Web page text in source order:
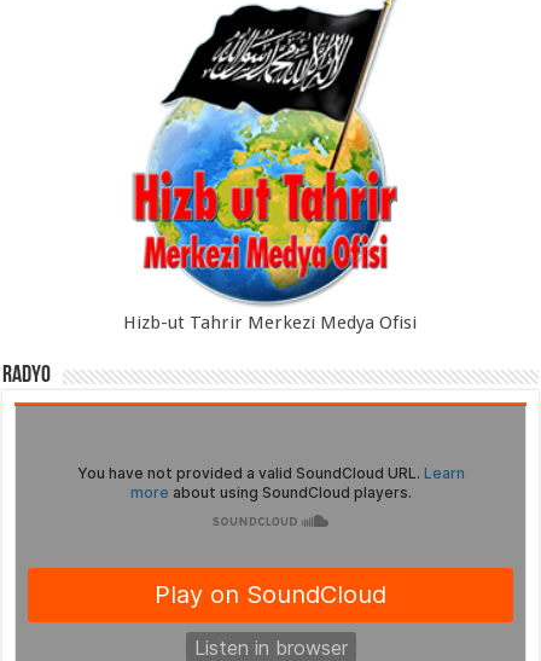
Hizb-ut Tahrir Merkezi Medya Ofisi
Radyo